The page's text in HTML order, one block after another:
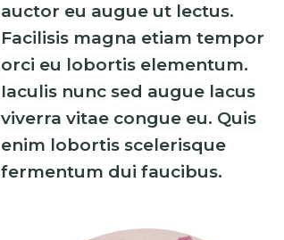
auctor eu augue ut lectus.
Facilisis magna etiam tempor
orci eu lobortis elementum.
Iaculis nunc sed augue lacus
viverra vitae congue eu. Quis
enim lobortis scelerisque
fermentum dui faucibus.